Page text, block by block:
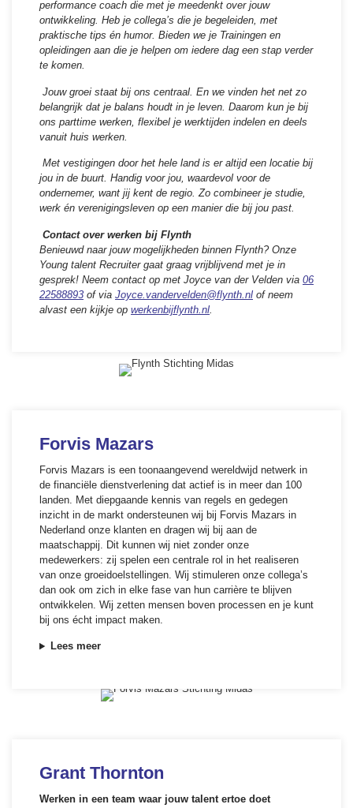
performance coach die met je meedenkt over jouw
ontwikkeling. Heb je collega’s die je begeleiden, met
praktische tips én humor. Bieden we je Trainingen en
opleidingen aan die je helpen om iedere dag een stap verder
te komen.
Jouw groei staat bij ons centraal. En we vinden het net zo
belangrijk dat je balans houdt in je leven. Daarom kun je bij
ons parttime werken, flexibel je werktijden indelen en deels
vanuit huis werken.
Met vestigingen door het hele land is er altijd een locatie bij
jou in de buurt. Handig voor jou, waardevol voor de
ondernemer, want jij kent de regio. Zo combineer je studie,
werk én verenigingsleven op een manier die bij jou past.
Contact over werken bij Flynth
Benieuwd naar jouw mogelijkheden binnen Flynth? Onze
Young talent Recruiter gaat graag vrijblijvend met je in
gesprek! Neem contact op met Joyce van der Velden via 06
22588893 of via Joyce.vandervelden@flynth.nl of neem
alvast een kijkje op werkenbijflynth.nl
Forvis Mazars
Forvis Mazars is een toonaangevend wereldwijd netwerk in
de financiële dienstverlening dat actief is in meer dan 100
landen. Met diepgaande kennis van regels en gedegen
inzicht in de markt ondersteunen wij bij Forvis Mazars in
Nederland onze klanten en dragen wij bij aan de
maatschappij. Dit kunnen wij niet zonder onze
medewerkers: zij spelen een centrale rol in het realiseren
van onze groeidoelstellingen. Wij stimuleren onze collega’s
dan ook om zich in elke fase van hun carrière te blijven
ontwikkelen. Wij zetten mensen boven processen en je kunt
bij ons écht impact maken.
Lees meer
Grant Thornton
Werken in een team waar jouw talent ertoe doet